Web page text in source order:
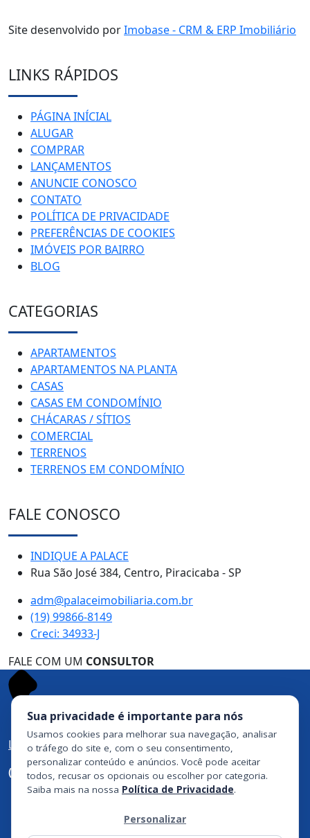
Site desenvolvido porImobase - CRM & ERP Imobiliário
LINKS RÁPIDOS
PÁGINA INÍCIAL
ALUGAR
COMPRAR
LANÇAMENTOS
ANUNCIE CONOSCO
CONTATO
POLÍTICA DE PRIVACIDADE
PREFERÊNCIAS DE COOKIES
IMÓVEIS POR BAIRRO
BLOG
CATEGORIAS
APARTAMENTOS
APARTAMENTOS NA PLANTA
CASAS
CASAS EM CONDOMÍNIO
CHÁCARAS / SÍTIOS
COMERCIAL
TERRENOS
TERRENOS EM CONDOMÍNIO
FALE CONOSCO
INDIQUE A PALACE
Rua São José 384, Centro, Piracicaba - SP
adm@palaceimobiliaria.com.br
(19) 99866-8149
Creci: 34933-J
FALE COM UM CONSULTOR
Ligue agora
(19) 99866-8149
Sua privacidade é importante para nós
Usamos cookies para melhorar sua navegação, analisar
o tráfego do site e, com o seu consentimento,
personalizar conteúdo e anúncios. Você pode aceitar
todos, recusar os opcionais ou escolher por categoria.
Saiba mais na nossa Política de Privacidade.
Personalizar